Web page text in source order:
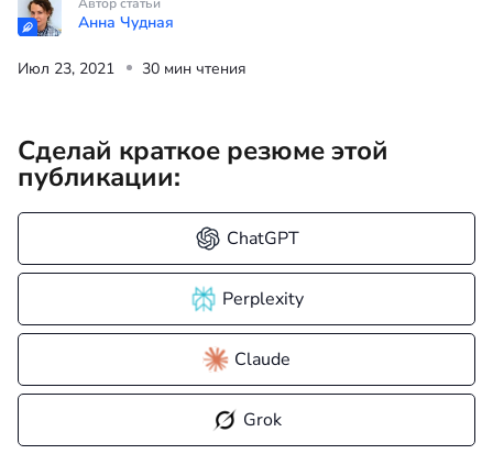
Анна Чудная
Июл 23, 2021 30 мин чтения
Сделай краткое резюме этой
публикации:
ChatGPT
Perplexity
Claude
Grok